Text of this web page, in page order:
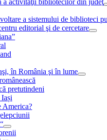
a activităţii bibliotecilor din judeţ
a sistemului de biblioteci
editorial şi de cercetare
în România şi în lume
pretutindeni
America?